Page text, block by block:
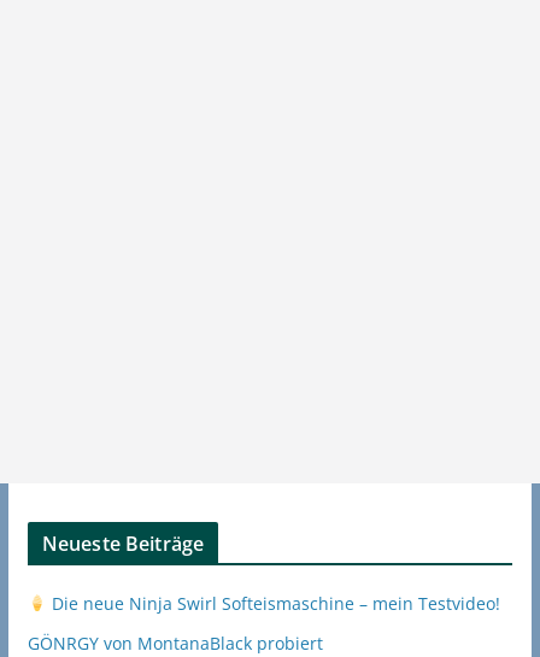
Neueste Beiträge
Die neue Ninja Swirl Softeismaschine – mein Testvideo!
GÖNRGY von MontanaBlack probiert